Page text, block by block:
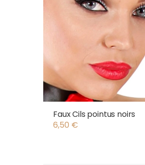
Faux Cils pointus noirs
6,50 €